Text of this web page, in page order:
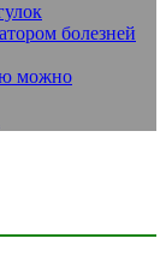
болезней
можно